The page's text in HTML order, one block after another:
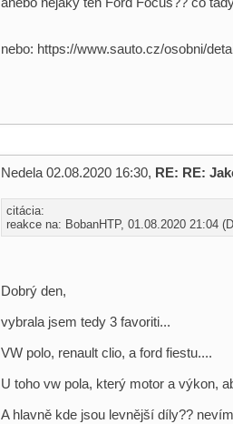
nebo: https://www.sauto.cz/osobni/
Nedela 02.08.2020 16:30, RE: RE:
citácia:
reakce na: BobanHTP, 01.08.2020 21:04
Dobrý den,
vybrala jsem tedy 3 favoriti...
VW polo, renault clio, a ford fiestu....
U toho vw pola, který motor a výkon,
A hlavně kde jsou levnější díly??